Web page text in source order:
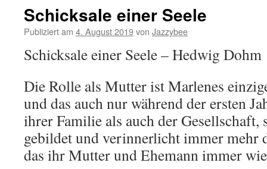
Schicksale einer Seele
Publiziert am 4. August 2019von Jazzybee
Schicksale einer Seele – Hedwig Dohm
Die Rolle als Mutter ist Marlenes
und das auch nur während der ersten
ihrer Familie als auch der Gesellschaft,
gebildet und verinnerlicht immer mehr
das ihr Mutter und Ehemann immer